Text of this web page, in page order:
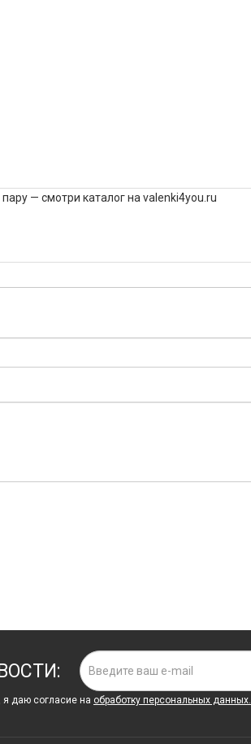
— смотри каталог на valenki4you.ru
я даю cогласие на обработку персональных данных.